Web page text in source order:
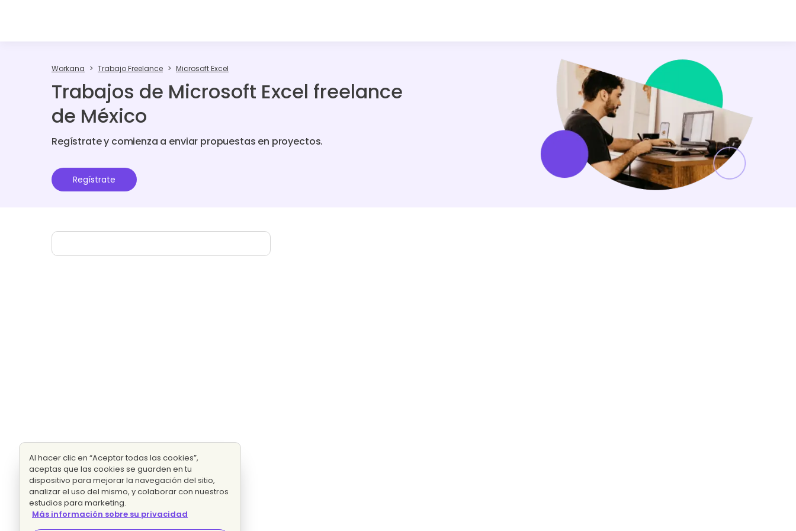
Workana Trabajo Freelance Microsoft Excel
Trabajos de Microsoft Excel freelance
de México
Regístrate y comienza a enviar propuestas en proyectos.
Regístrate
Al hacer clic en “Aceptar todas las cookies”,
aceptas que las cookies se guarden en tu
dispositivo para mejorar la navegación del sitio,
analizar el uso del mismo, y colaborar con nuestros
estudios para marketing.
Más información sobre su privacidad